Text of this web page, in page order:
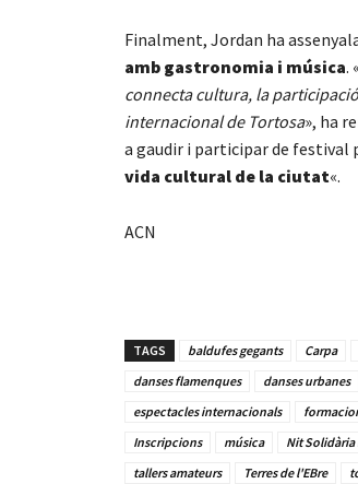
Finalment, Jordan ha
amb gastronomia i música. «
connecta cultura, la
internacional de Tortosa», ha
a gaudir i participar de festival
vida cultural de la ciutat«.
ACN
TAGS baldufes gegants Carpa
danses flamenques
danses urbanes
espectacles internacionals
Inscripcions
música Nit Solidària
tallers amateurs
Terres de l'EBre